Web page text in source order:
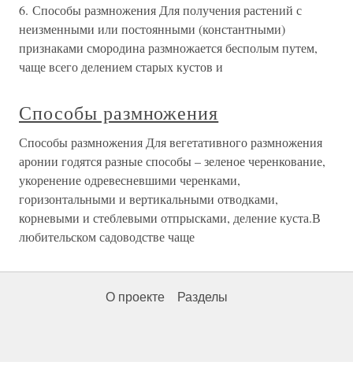
6. Способы размножения Для получения растений с
неизменными или постоянными (константными)
признаками смородина размножается бесполым путем,
чаще всего делением старых кустов и
Способы размножения
Способы размножения Для вегетативного размножения
аронии годятся разные способы – зеленое черенкование,
укоренение одревесневшими черенками,
горизонтальными и вертикальными отводками,
корневыми и стеблевыми отпрысками, деление куста.В
любительском садоводстве чаще
О проекте Разделы